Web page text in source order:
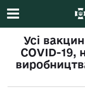
Усі
COVID-19,